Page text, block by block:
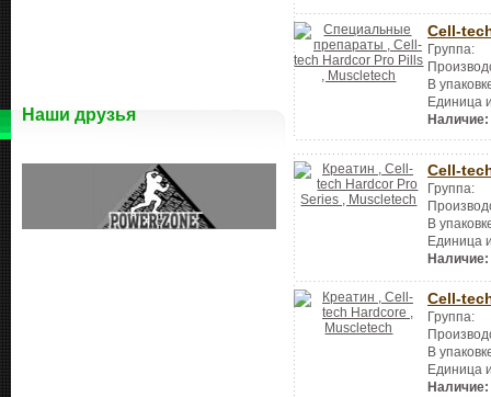
Наши друзья
Cell-
Группа:
В
Единица
Наличие:
Cell-
Группа:
В
Единица
Наличие:
Cell-
Группа:
В
Единица
Наличие: